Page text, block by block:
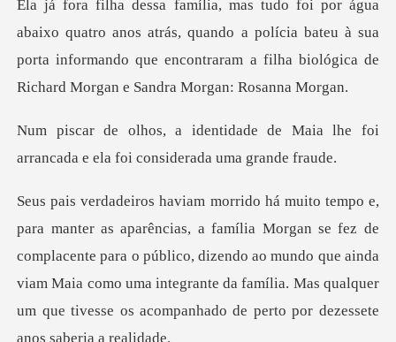
nos atrás, quando a polícia bateu à sua
porta informando que encontrar
de Maia lhe foi
arrancada e ela
se fez de
complacente para o público, dizendo ao mundo que ainda
viam Maia como uma integrante da f